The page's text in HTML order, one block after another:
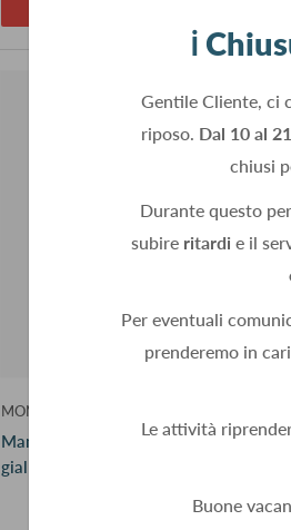
ℹ️
Gentile Cliente, ci
riposo. Dal 10 al
chiusi
Durante questo
subire ritardi e il
Per eventuali
prenderemo in
Le attività
Buone
MONGLOVES
Manicotto 35cm in Kevlar antitaglio
giallo S4150064